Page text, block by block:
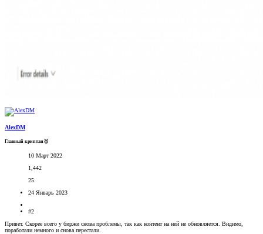
AlexDM
Главный криптан🥇
10 Март 2022
1,442
25
24 Январь 2023
#2
Привет. Скорее всего у биржи снова проблемы, так как контент на ней не обновляется. Видимо,
поработали немного и снова перестали.